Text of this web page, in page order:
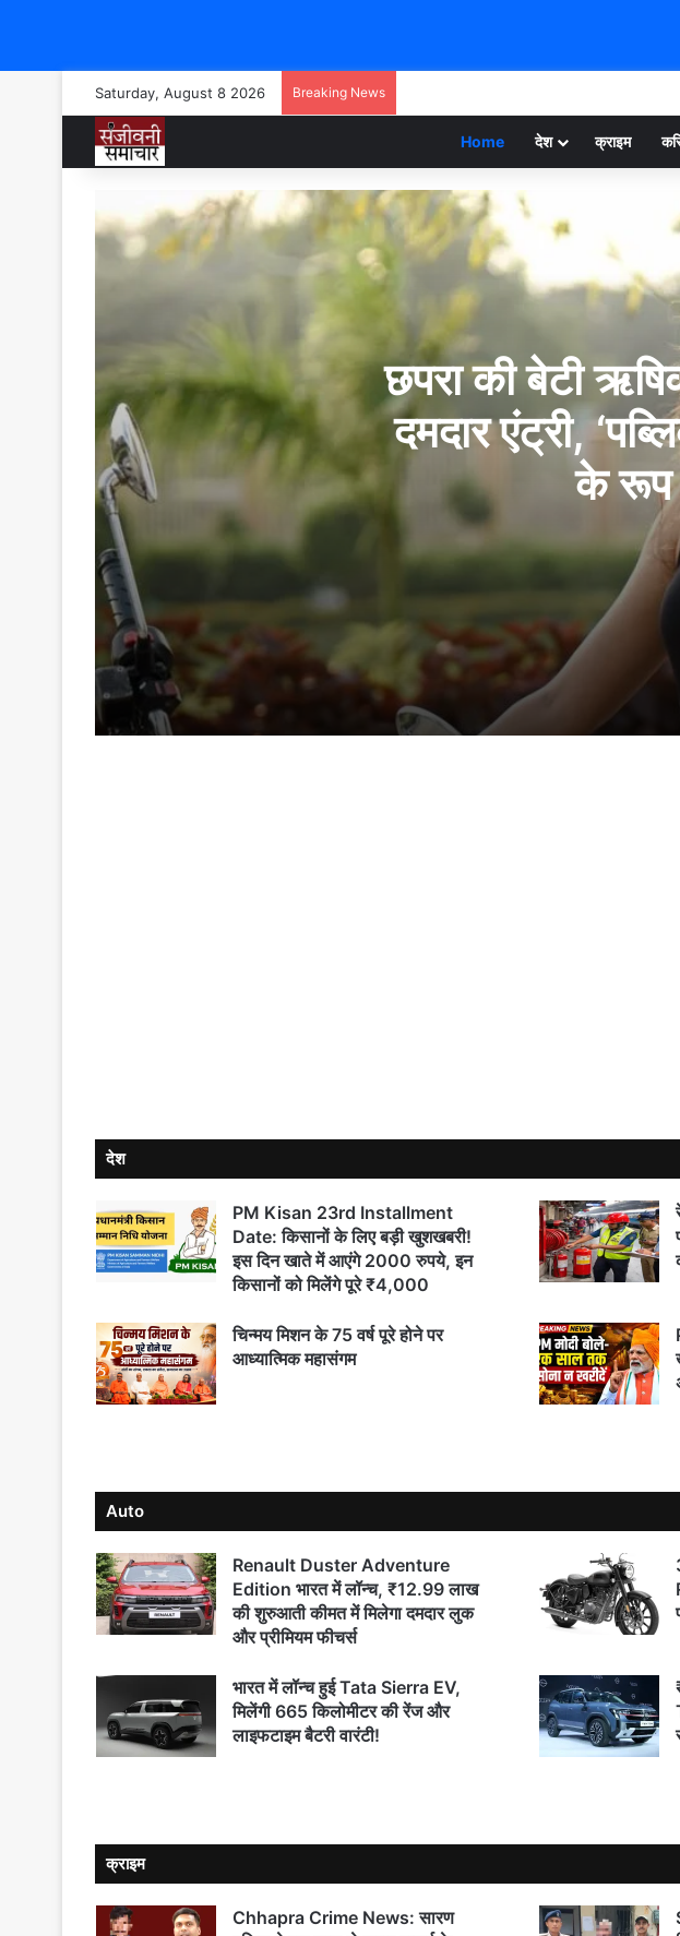
Saturday, August 8 2026 Breaking News
Home देश क्राइम
छपरा की बेटी
दमदार एंट्री,
के रूप
54 minutes ago
छपरा की बेटी ऋषिका सिंह चंदेल की बड़े पर्दे पर दमदार एंट्री, ‘पब्लिक का हीरो’ में
1 day ago
2 days ago
Saran Crime News: कानून के शिकंजे से नहीं बच सका दहेज हत्या का फरार
2 days ago
Chhapra Sadar Hospital: अब मरीजों को घर बैठे मोबाइल पर मिलेगी पैथोलॉजी
Chhapra Crime News: अपराध की फिराक में घूम रहे थे बदमाश, पुलिस ने
3 days ago
GMCH Chhapra: छपरा समेत राज्य के 16 मेडिकल कॉलेजों का PPP मोड में
4 days ago
देश
PM Kisan 23rd Installment
Date: किसानों के लिए बड़ी खुशखबरी!
इस दिन खाते में आएंगे 2000 रुपये, इन
किसानों को मिलेंगे पूरे ₹4,000
चिन्मय मिशन के 75 वर्ष पूरे होने पर
आध्यात्मिक महासंगम
Auto
Renault Duster Adventure
Edition भारत में लॉन्च, ₹12.99 लाख
की शुरुआती कीमत में मिलेगा दमदार लुक
और प्रीमियम फीचर्स
भारत में लॉन्च हुई Tata Sierra EV,
मिलेंगी 665 किलोमीटर की रेंज और
लाइफटाइम बैटरी वारंटी!
क्राइम
Chhapra Crime News: सारण